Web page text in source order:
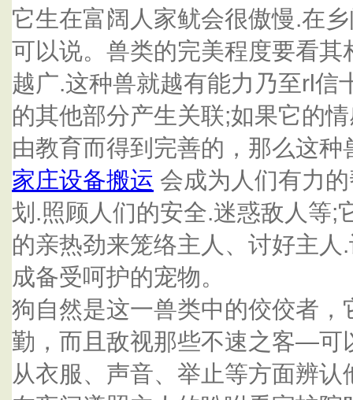
它生在富阔人家鱿会很傲慢.在
可以说。兽类的完美程度要看
越广.这种兽就越有能力乃至rl信
的其他部分产生关联;如果它的
由教育而得到完善的，那么这
家庄设备搬运 会成为人们有力
划.照顾人们的安全.迷惑敌人等;
的亲热劲来笼络主人、讨好主
成备受呵护的宠物。
狗自然是这一兽类中的佼佼者
勤，而且敌视那些不速之客—可
从衣服、声音、举止等方面辨